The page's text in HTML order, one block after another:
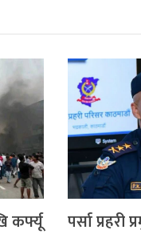
कर्फ्यू
पर्सा